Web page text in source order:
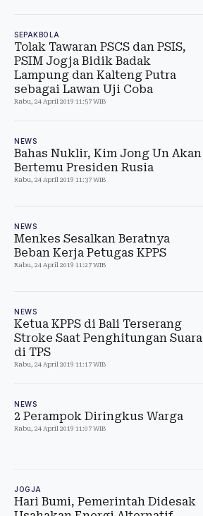
SEPAKBOLA
Tolak Tawaran PSCS dan PSIS,
PSIM Jogja Bidik Badak
Lampung dan Kalteng Putra
sebagai Lawan Uji Coba
Rabu, 24 April 2019 11:57 WIB
NEWS
Bahas Nuklir, Kim Jong Un Akan
Bertemu Presiden Rusia
Rabu, 24 April 2019 11:37 WIB
NEWS
Menkes Sesalkan Beratnya
Beban Kerja Petugas KPPS
Rabu, 24 April 2019 11:27 WIB
NEWS
Ketua KPPS di Bali Terserang
Stroke Saat Penghitungan Suara
di TPS
Rabu, 24 April 2019 11:17 WIB
NEWS
2 Perampok Diringkus Warga
Rabu, 24 April 2019 11:07 WIB
JOGJA
Hari Bumi, Pemerintah Didesak